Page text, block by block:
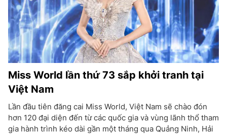
Miss World lần thứ 73 sắp khởi tranh tại
Việt Nam
Lần đầu tiên đăng cai Miss World, Việt Nam sẽ chào đón
hơn 120 đại diện đến từ các quốc gia và vùng lãnh thổ tham
gia hành trình kéo dài gần một tháng qua Quảng Ninh, Hải